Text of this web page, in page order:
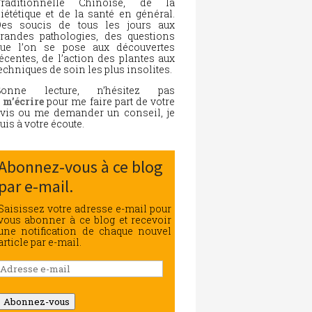
et de la santé en général.
soucis de tous les jours aux
pathologies, des questions
l’on se pose aux découvertes
de l’action des plantes aux
de soin les plus insolites.
lecture, n’hésitez pas
m’écrire pour me faire part de votre
ou me demander un conseil, je
à votre écoute.
vous à ce blog
par e-mail.
votre adresse e-mail pour
abonner à ce blog et recevoir
notification de chaque nouvel
par e-mail.
Abonnez-vous